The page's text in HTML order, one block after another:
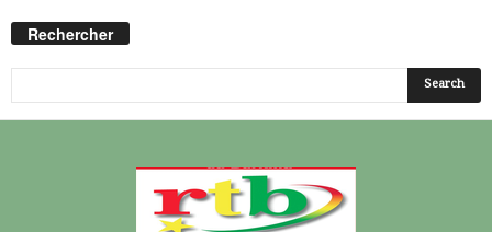
Rechercher